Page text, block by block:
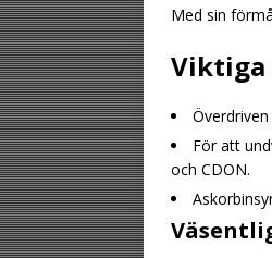
Med sin
Viktiga
För att
och CDON.